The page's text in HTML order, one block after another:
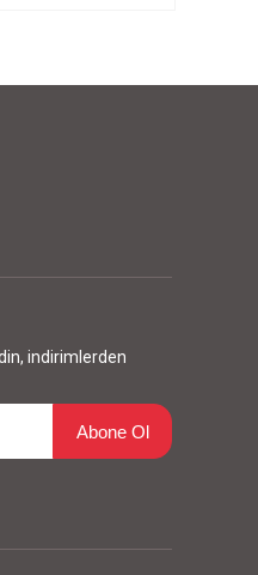
indirimlerden
Abone Ol